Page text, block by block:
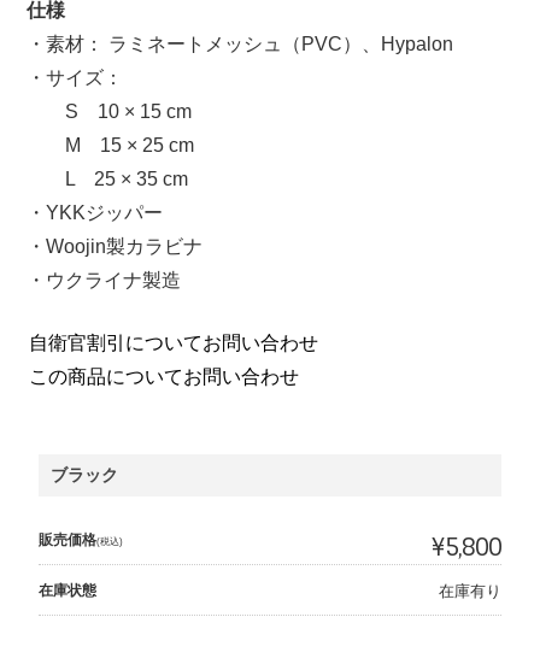
仕様
・素材： ラミネートメッシュ（PVC）、Hypalon
・サイズ：
S 10 × 15 cm
M 15 × 25 cm
L 25 × 35 cm
・YKKジッパー
・Woojin製カラビナ
・ウクライナ製造
自衛官割引についてお問い合わせ
この商品についてお問い合わせ
ブラック
販売価格(税込) ¥5,800
在庫状態 在庫有り